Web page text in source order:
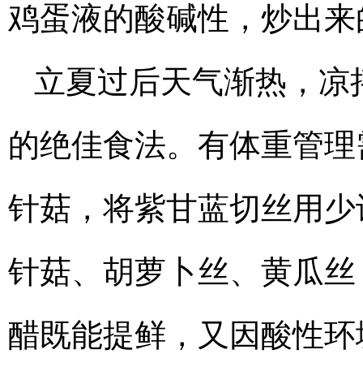
鸡蛋液的酸碱性，炒出
立夏过后天气渐热，
的绝佳食法。有体重管
针菇，将紫甘蓝切丝用
针菇、胡萝卜丝、黄瓜
醋既能提鲜，又因酸性